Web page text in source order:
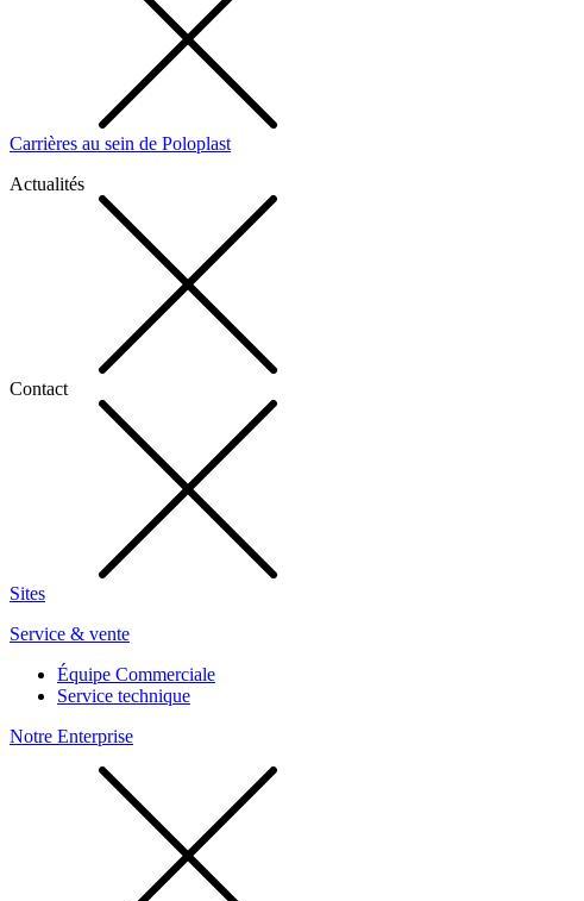
Carrières au sein de Poloplast
Actualités
Contact
Sites
Service & vente
Équipe Commerciale
Service technique
Notre Enterprise